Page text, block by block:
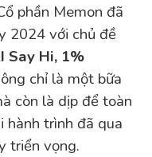
phần Memon đã
2024 với chủ đề
Say Hi, 1%
chỉ là một bữa
còn là dịp để toàn
hành trình đã qua
triển vọng.